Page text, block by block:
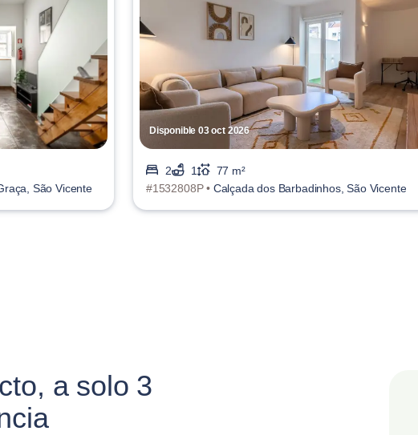
São Vicente
Disponible 03 oct 2026
2 1
77 m²
#1532808P • Calçada dos Barbadinhos, São Vicente
a solo 3